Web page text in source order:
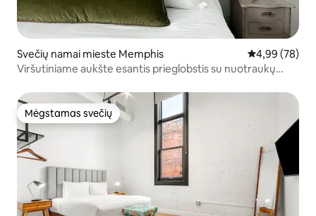
Svečių namai mieste Memphis Vidutinis
4,99 (78)
Viršutiniame aukšte esantis prieglobstis su nuotraukų
Mėgstamas svečių
Mėgstamas svečių